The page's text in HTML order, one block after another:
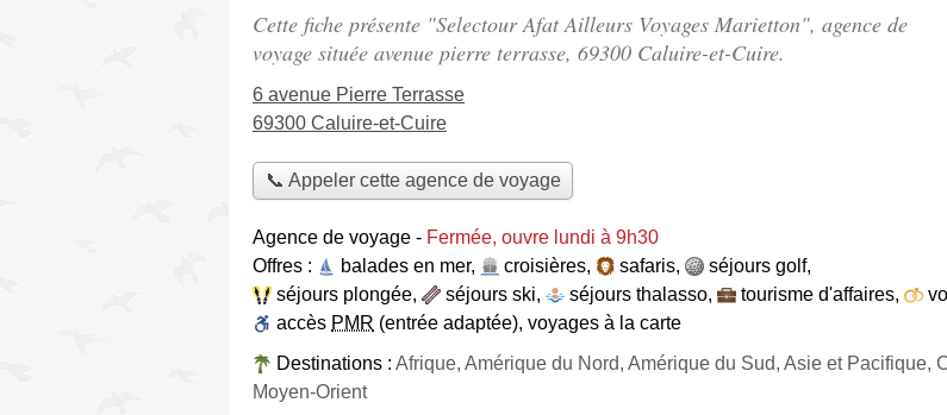
Cette fiche présente "Selectour Afat Ailleurs Voyages Marietton", agence de
voyage située avenue pierre terrasse, 69300 Caluire-et-Cuire.
6 avenue Pierre Terrasse
69300 Caluire-et-Cuire
📞 Appeler cette agence de voyage
Agence de voyage - Fermée, ouvre lundi à 9h30
Offres :
balades en mer, croisières, safaris, séjours golf,
séjours plongée, séjours ski, séjours thalasso, tourisme d'affaires,
accès PMR (entrée adaptée), voyages à la carte
Destinations : Afrique, Amérique du Nord, Amérique du Sud, Asie et Pacifique,
Moyen-Orient